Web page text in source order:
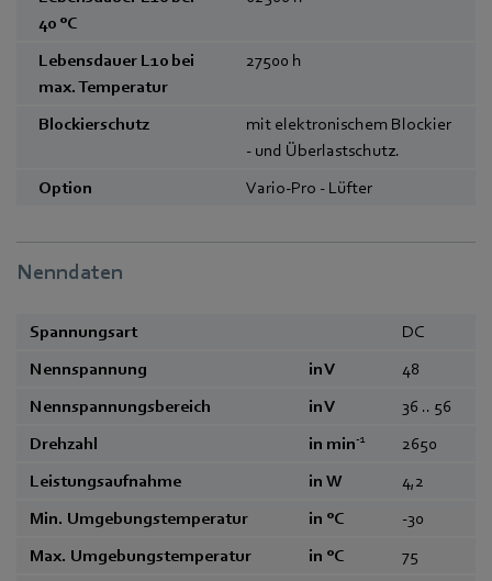
40 °C
Lebensdauer L10 bei
max. Temperatur
27500 h
Blockierschutz
mit elektronischem Blockier
- und Überlastschutz.
Option
Vario-Pro - Lüfter
Nenndaten
Spannungsart
DC
Nennspannung
in V
48
Nennspannungsbereich
in V
36 .. 56
Drehzahl
in min-1
2650
Leistungsaufnahme
in W
4,2
Min. Umgebungstemperatur
in °C
-30
Max. Umgebungstemperatur
in °C
75